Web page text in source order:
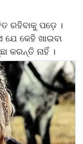
ରହିବାକୁ ପଡ଼େ ।
ଯେ କେହି ଖାଇବା
କରନ୍ତି ନାହିଁ ।